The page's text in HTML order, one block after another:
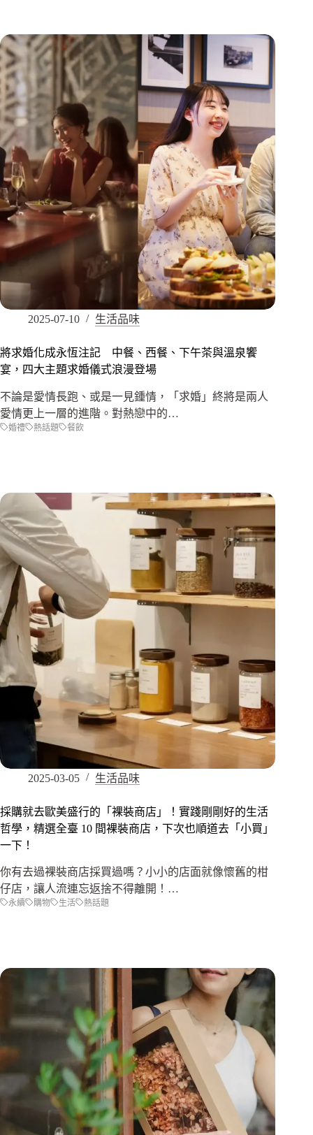
2025-07-10 生活品味
將求婚化成永恆注記 中餐、西餐、下午茶與溫泉饗
宴，四大主題求婚儀式浪漫登場
不論是愛情長跑、或是一見鍾情，「求婚」終將是兩人
愛情更上一層的進階。對熱戀中的…
婚禮 熱話題 餐飲
2025-03-05 生活品味
採購就去歐美盛行的「裸裝商店」！實踐剛剛好的生活
哲學，精選全臺 10 間裸裝商店，下次也順道去「小買」
一下！
你有去過裸裝商店採買過嗎？小小的店面就像懷舊的柑
仔店，讓人流連忘返捨不得離開！…
永續 購物 生活 熱話題